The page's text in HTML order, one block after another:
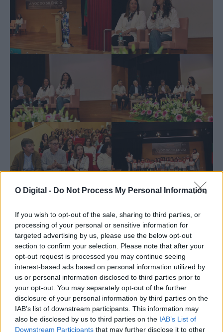
O Digital - Do Not Process My Personal Information
If you wish to opt-out of the sale, sharing to third parties, or
processing of your personal or sensitive information for
targeted advertising by us, please use the below opt-out
section to confirm your selection. Please note that after your
opt-out request is processed you may continue seeing
interest-based ads based on personal information utilized by
us or personal information disclosed to third parties prior to
your opt-out. You may separately opt-out of the further
disclosure of your personal information by third parties on the
IAB’s list of downstream participants. This information may
also be disclosed by us to third parties on the IAB’s List of
Downstream Participants that may further disclose it to other